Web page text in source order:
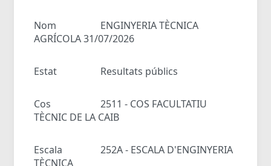
Nom
ENGINYERIA TÈCNICA
AGRÍCOLA 31/07/2026
Estat Resultats públics
Cos
2511 - COS FACULTATIU
TÈCNIC DE LA CAIB
Escala
252A - ESCALA D'ENGINYERIA
TÈCNICA